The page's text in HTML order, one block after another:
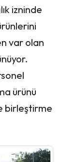
izninde
var olan
ürünü
birleştirme